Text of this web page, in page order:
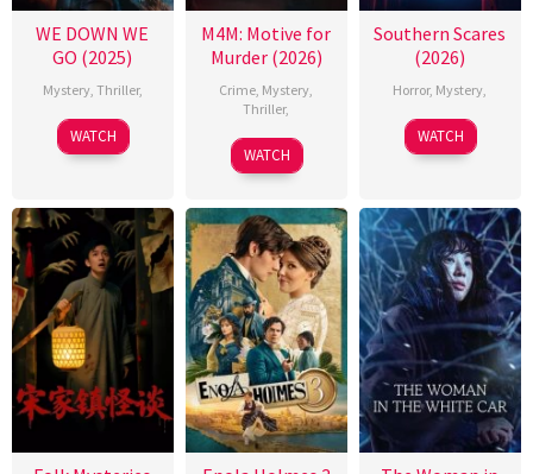
WE DOWN WE
GO (2025)
Mystery, Thriller,
WATCH
M4M: Motive for
Murder (2026)
Crime, Mystery,
Thriller,
WATCH
Southern Scares
(2026)
Horror, Mystery,
WATCH